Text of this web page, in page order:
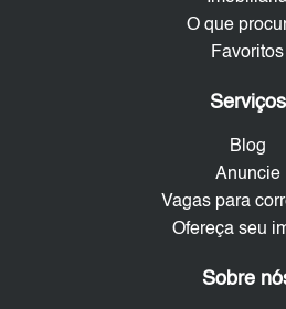
O que
Favoritos
Serviços
Blog
Anuncie
Vagas para
Ofereça seu
Sobre